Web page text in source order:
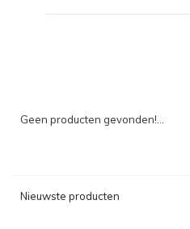
Geen producten gevonden!...
Nieuwste producten